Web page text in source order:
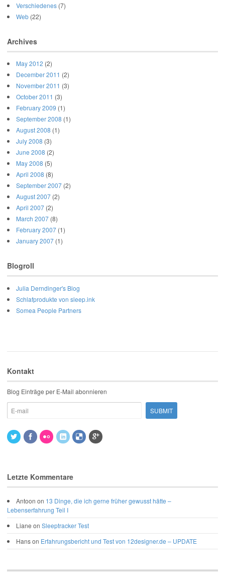
Verschiedenes (7)
Web (22)
Archives
May 2012 (2)
December 2011 (2)
November 2011 (3)
October 2011 (3)
February 2009 (1)
September 2008 (1)
August 2008 (1)
July 2008 (3)
June 2008 (2)
May 2008 (5)
April 2008 (8)
September 2007 (2)
August 2007 (2)
April 2007 (2)
March 2007 (8)
February 2007 (1)
January 2007 (1)
Blogroll
Julia Derndinger's Blog
Schlafprodukte von sleep.ink
Somea People Partners
Kontakt
Blog Einträge per E-Mail abonnieren
Letzte Kommentare
Antoon on 13 Dinge, die ich gerne früher gewusst hätte –
Lebenserfahrung Teil I
Liane on Sleeptracker Test
Hanson Erfahrungsbericht und Test von 12designer.de – UPDATE